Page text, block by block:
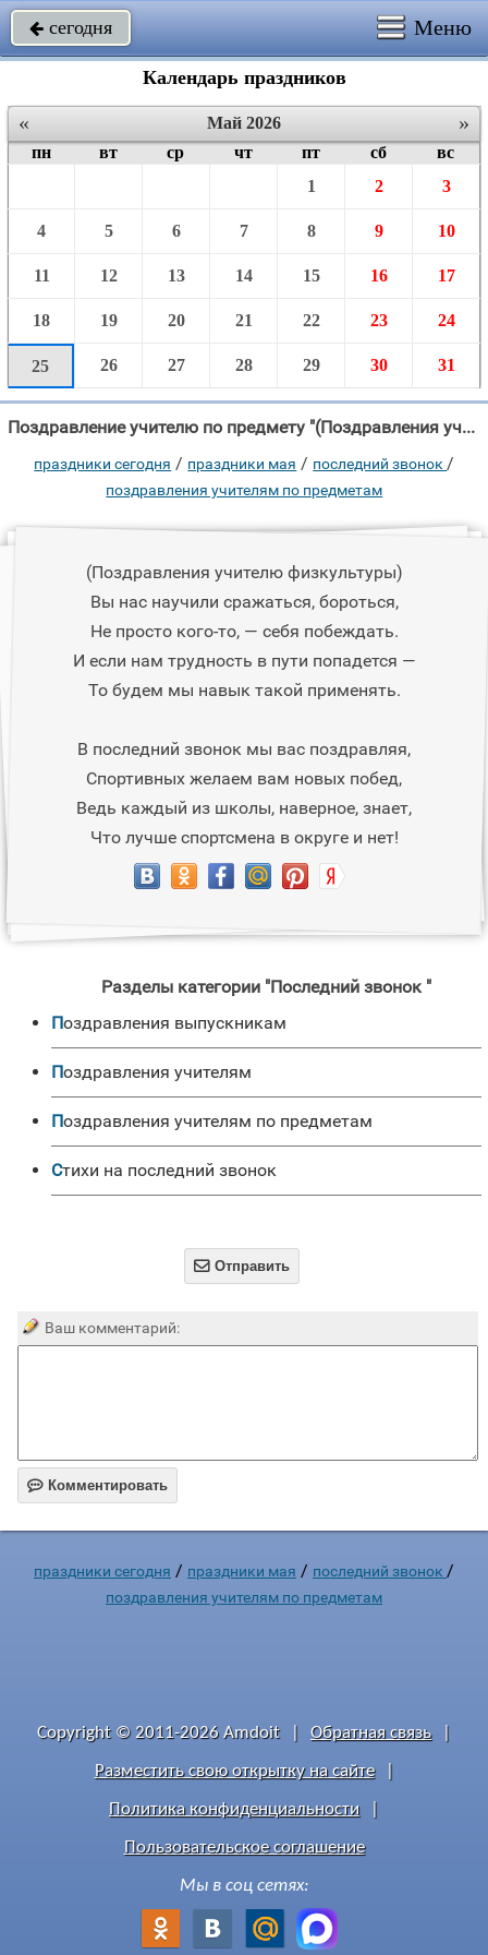
 сегодня Меню
Календарь праздников
« »
Май 2026
пн
вт ср чт пт сб
вс
1
2 3
4 5 6 7 8 9 10
11 12 13 14 15 16 17
18 19 20 21 22 23 24
25 26 27 28 29 30 31
Поздравление учителю по предмету "(Поздравления учителю физкультуры) Вы нас научили сражаться, бороться, Не просто "
праздники сегодня / праздники мая / последний звонок /
поздравления учителям по предметам
(Поздравления учителю физкультуры)
Вы нас научили сражаться, бороться,
Не просто кого-то, — себя побеждать.
И если нам трудность в пути попадется —
То будем мы навык такой применять.
В последний звонок мы вас поздравляя,
Спортивных желаем вам новых побед,
Ведь каждый из школы, наверное, знает,
Что лучше спортсмена в округе и нет!
Разделы категории "Последний звонок "
Поздравления выпускникам
Поздравления учителям
Поздравления учителям по предметам
Стихи на последний звонок
 Отправить
Ваш комментарий:
 Комментировать
праздники сегодня / праздники мая / последний звонок /
поздравления учителям по предметам
Copyright © 2011-2026 Amdoit Обратная связь
Разместить свою открытку на сайте
Политика конфиденциальности
Пользовательское соглашение
Мы в соц сетях: